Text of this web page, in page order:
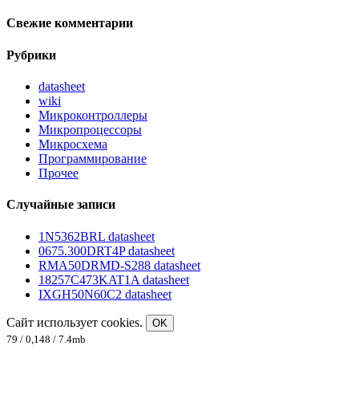
Свежие комментарии
Рубрики
datasheet
wiki
Микроконтроллеры
Микропроцессоры
Микросхема
Программирование
Прочее
Случайные записи
1N5362BRL datasheet
0675.300DRT4P datasheet
RMA50DRMD-S288 datasheet
18257C473KAT1A datasheet
IXGH50N60C2 datasheet
Сайт использует cookies.
OK
79 / 0,148 / 7.4mb